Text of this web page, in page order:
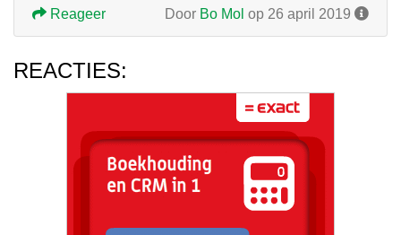
Door Bo Mol op 26 april 2019
Reageer
REACTIES: